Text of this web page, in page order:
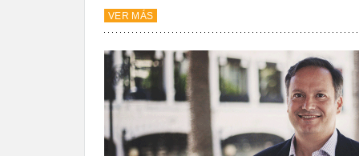
VER MÁS